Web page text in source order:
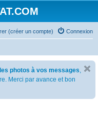
Connexion
(créer un compte)
photos à vos messages,
Merci par avance et bon